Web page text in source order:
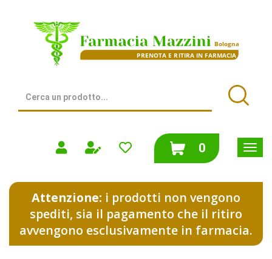
contenuto
Farmacia
Prodotto
0prodotti
inseriti
Attenzione: i prodotti non vengono
spediti, sia il pagamento che il ritiro
avvengono esclusivamente in farmacia.